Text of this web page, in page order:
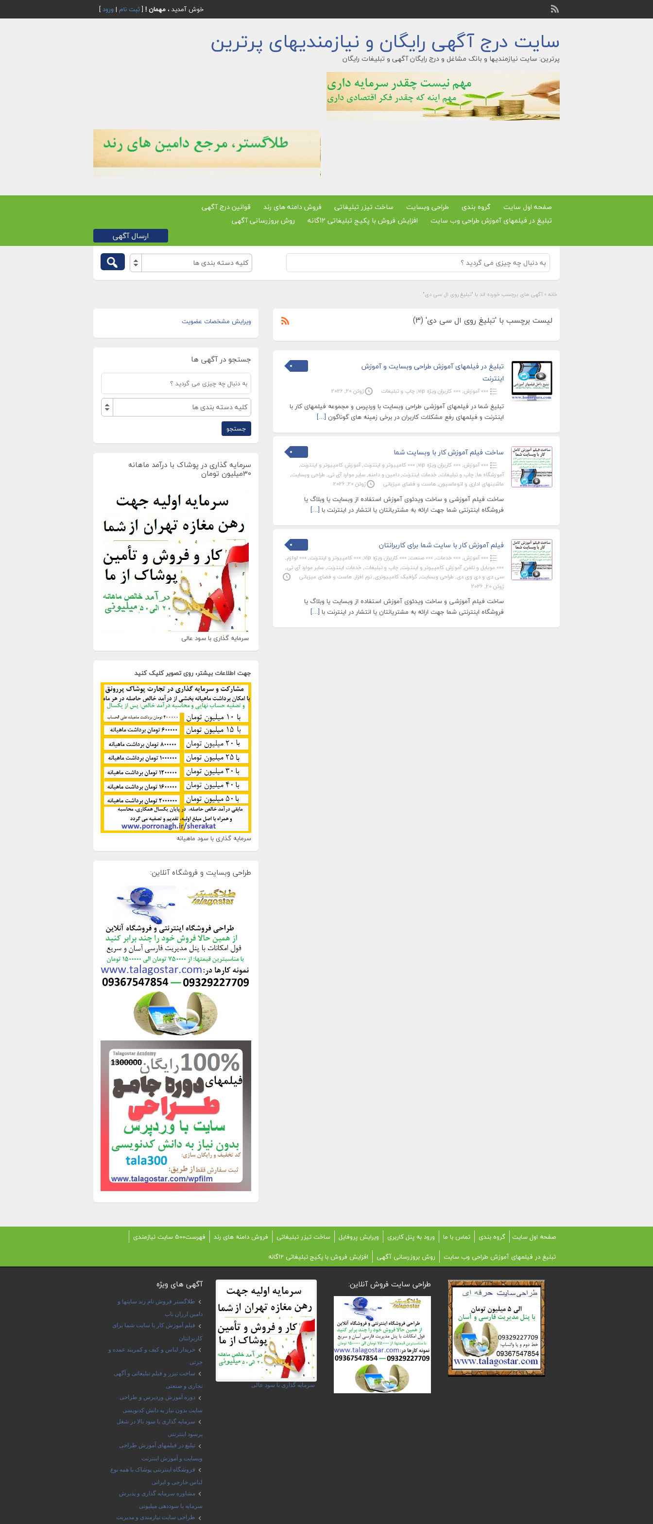
خوش آمدید ، مهمان ! [ثبت نام | ورود]
سایت درج آگهی رایگان و نیازمندیهای پرترین
پرترین: سایت نیازمندیها و بانک مشاغل و درج رایگان آگهی و تبلیغات رایگان
صفحه اول سایت گروه بندی طراحی وبسایت ساخت تیزر تبلیغاتی فروش دامنه های رند
قوانین درج آگهی
تبلیغ در فیلمهای آموزش طراحی وب سایت
افزایش فروش با پکیج تبلیغاتی 12گانه روش بروزرسانی آگهی
ارسال آگهی
کلیه دسته بندی ها
خانه » آگهی های برچسب خورده اند با "تبلیغ روی ال سی دی"
لیست برچسب با 'تبلیغ روی ال سی دی' (3)
تبلیغ در فیلمهای آموزش طراحی وبسایت و آموزش
اینترنت
»»» آموزش, »»» کاربران ویژه vip , چاپ و تبلیغات ژوئن 20, 2026
تبلیغ شما در فیلمهای آموزشی طراحی وبسایت با وردپرس و مجموعه فیلمهای کار با
اینترنت و فیلمهای رفع مشکلات کاربران در برخی زمینه های گوناگون […]
ساخت فیلم آموزش کار با وبسایت شما
»»» آموزش, »»» کاربران ویژه vip , »»» کامپیوتر و اینترنت,آموزش کامپیوتر و اینترنت,
آموزشگاه ها, چاپ و تبلیغات, خدمات اینترنت, دامین و دامنه, سایر موارد آی تی, طراحی وبسایت,
ماشینهای اداری و اتوماسیون, هاست و فضای میزبانی ژوئن 20, 2026
ساخت فیلم آموزشی و ساخت ویدئوی آموزش استفاده از وبسایت یا وبلاگ یا
فروشگاه اینترنتی شما جهت ارائه به مشتریانتان یا انتشار در اینترنت با […]
فیلم آموزش کار با سایت شما برای کاربرانتان
»»» آموزش, »»» خدمات, »»» صنعت, »»» کاربران ویژه vip , »»» کامپیوتر و اینترنت, »»» لوازم,
»»» موبایل و تلفن,آموزش کامپیوتر و اینترنت, چاپ و تبلیغات, خدمات اینترنت, سایر موارد آی تی,
سی دی و دی وی دی, طراحی وبسایت, گرافیک کامپیوتری, نرم افزار, هاست و فضای میزبانی
ژوئن 20, 2026
ساخت فیلم آموزشی و ساخت ویدئوی آموزش استفاده از وبسایت یا وبلاگ یا
فروشگاه اینترنتی شما جهت ارائه به مشتریانتان یا انتشار در اینترنت با […]
ویرایش مشخصات عضویت
جستجو در آگهی ها
کلیه دسته بندی ها
سرمایه گذاری در پوشاک با درآمد ماهانه
30میلیون تومان
سرمایه گذاری با سود عالی
جهت اطلاعات بیشتر، روی تصویر کلیک کنید
سرمایه گذاری با سود ماهیانه
طراحی وبسایت و فروشگاه آنلاین:
صفحه اول سایت گروه بندی تماس با ما ورود به پنل کاربری ویرایش پروفایل ساخت تیزر تبلیغاتی فروش دامنه های رند
فهرست500 سایت نیازمندی
تبلیغ در فیلمهای آموزش طراحی وب سایت
روش بروزرسانی آگهی افزایش فروش با پکیج تبلیغاتی 12گانه
آگهی های ویژه
طلاگستر فروش نام رند سایتها و
دامین ارزان ناب
فیلم آموزش کار با سایت شما برای
کاربرانتان
خریدار لباس و کیف و کمربند عمده و
جزئی
ساخت تیزر و فیلم تبلیغاتی و آگهی
تجاری و صنعتی
دوره آموزش وردپرس و طراحی
سایت بدون نیاز به دانش کدنویسی
سرمایه گذاری با سود بالا در شغل
پرسود اینترنتی
تبلیغ در فیلمهای آموزش طراحی
وبسایت و آموزش اینترنت
فروشگاه اینترنتی پوشاک با همه نوع
لباس خارجی و ایرانی
مشاوره سرمایه گذاری و پذیرش
سرمایه با سوددهی میلیونی
طراحی سایت نیازمندی و مدیریت
سرمایه گذاری با سود عالی
طراحی سایت فروش آنلاین: